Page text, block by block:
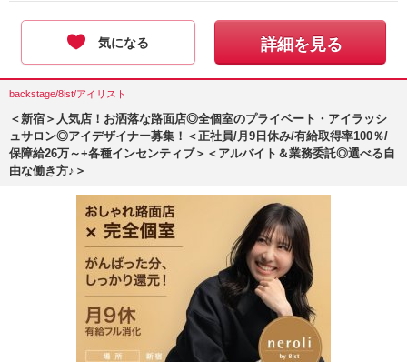
気になる 詳細を見る
backstage/8ist/アイリスト
＜新宿＞人気店！お洒落な路面店◎全個室のプライベート・アイラッシ
ュサロン◎アイデザイナー募集！＜正社員/月9日休み/有給取得率100％/
保障給26万～+各種インセンティブ＞＜アルバイト＆業務委託◎選べる自
由な働き方♪＞